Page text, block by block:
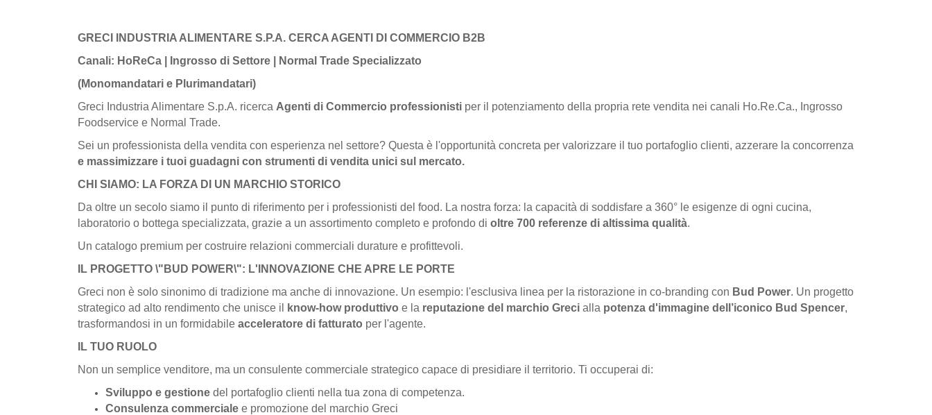
GRECI INDUSTRIA ALIMENTARE S.P.A. CERCA AGENTI DI COMMERCIO B2B
Canali: HoReCa | Ingrosso di Settore | Normal Trade Specializzato
(Monomandatari e Plurimandatari)
Greci Industria Alimentare S.p.A. ricerca Agenti di Commercio professionisti per il potenziamento della propria rete vendita nei canali Ho.Re.Ca., Ingrosso
Foodservice e Normal Trade.
Sei un professionista della vendita con esperienza nel settore? Questa è l'opportunità concreta per valorizzare il tuo portafoglio clienti, azzerare la concorrenza
e massimizzare i tuoi guadagni con strumenti di vendita unici sul mercato.
CHI SIAMO: LA FORZA DI UN MARCHIO STORICO
Da oltre un secolo siamo il punto di riferimento per i professionisti del food. La nostra forza: la capacità di soddisfare a 360° le esigenze di ogni cucina,
laboratorio o bottega specializzata, grazie a un assortimento completo e profondo di oltre 700 referenze di altissima qualità.
Un catalogo premium per costruire relazioni commerciali durature e profittevoli.
IL PROGETTO \"BUD POWER\": L'INNOVAZIONE CHE APRE LE PORTE
Greci non è solo sinonimo di tradizione ma anche di innovazione. Un esempio: l'esclusiva linea per la ristorazione in co-branding con Bud Power. Un progetto
strategico ad alto rendimento che unisce il
know-how produttivo e la reputazione del marchio Greci alla potenza d'immagine dell’iconico Bud Spencer,
trasformandosi in un formidabile acceleratore di fatturato per l'agente.
IL TUO RUOLO
Non un semplice venditore, ma un consulente commerciale strategico capace di presidiare il territorio. Ti occuperai di:
Sviluppo e gestione del portafoglio clienti nella tua zona di competenza.
Consulenza commerciale e promozione del marchio Greci